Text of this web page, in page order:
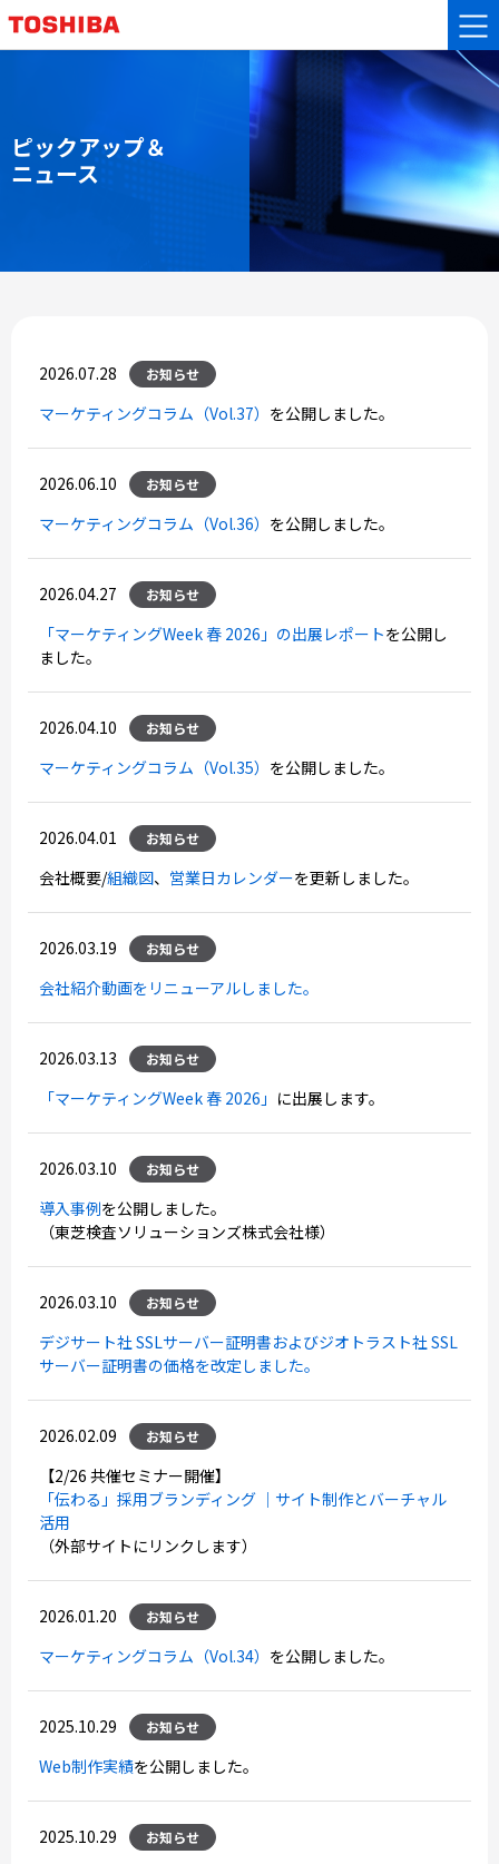
ピックアップ＆
ニュース
2026.07.28 お知らせ
マーケティングコラム（Vol.37） を公開しました。
2026.06.10 お知らせ
マーケティングコラム（Vol.36） を公開しました。
2026.04.27 お知らせ
「マーケティングWeek 春 2026」の出展レポートを公開し
ました。
2026.04.10 お知らせ
マーケティングコラム（Vol.35） を公開しました。
2026.04.01 お知らせ
会社概要/組織図、 営業日カレンダーを更新しました。
2026.03.19 お知らせ
会社紹介動画をリニューアルしました。
2026.03.13 お知らせ
「マーケティングWeek 春 2026」 に出展します。
2026.03.10 お知らせ
導入事例を公開しました。
（東芝検査ソリューションズ株式会社様）
2026.03.10 お知らせ
デジサート社 SSLサーバー証明書およびジオトラスト社 SSL
サーバー証明書の価格を改定しました。
2026.02.09 お知らせ
【2/26 共催セミナー開催】
「伝わる」採用ブランディング ｜サイト制作とバーチャル
活用
（外部サイトにリンクします）
2026.01.20 お知らせ
マーケティングコラム（Vol.34） を公開しました。
2025.10.29 お知らせ
Web制作実績を公開しました。
2025.10.29 お知らせ